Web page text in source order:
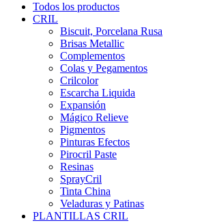
Todos los productos
CRIL
Biscuit, Porcelana Rusa
Brisas Metallic
Complementos
Colas y Pegamentos
Crilcolor
Escarcha Liquida
Expansión
Mágico Relieve
Pigmentos
Pinturas Efectos
Pirocril Paste
Resinas
SprayCril
Tinta China
Veladuras y Patinas
PLANTILLAS CRIL